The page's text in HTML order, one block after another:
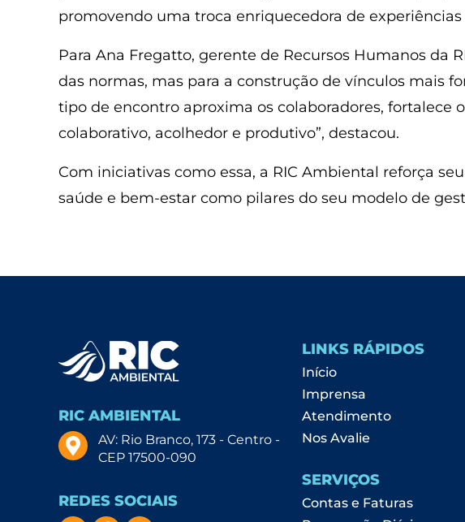
promovendo uma troca enriquecedora de experiências
Para Ana Fregatto, gerente de Recursos Humanos da
das normas, mas para a construção de vínculos mais
tipo de encontro aproxima os colaboradores,
colaborativo, acolhedor e produtivo”, destacou.
Com iniciativas como essa, a RIC Ambiental reforça
saúde e bem-estar como pilares do seu modelo de
RIC AMBIENTAL
AV: Rio Branco, 173 - Centro -
CEP 17500-090
REDES SOCIAIS
LINKS RÁPIDOS
Início
Imprensa
Atendimento
Nos Avalie
SERVIÇOS
Contas e Faturas